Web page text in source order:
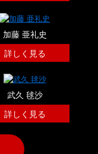
加藤 亜礼史
詳しく見る
武久 毬沙
詳しく見る